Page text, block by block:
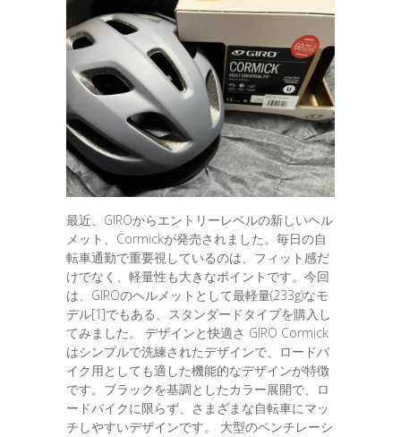
最近、GIROからエントリーレベルの新しいヘル
メット、Cormickが発売されました。毎日の自
転車通勤で重要視しているのは、フィット感だ
けでなく、軽量性も大きなポイントです。今回
は、GIROのヘルメットとして最軽量(233g)なモ
デル[1]でもある、スタンダードタイプを購入し
てみました。 デザインと快適さ GIRO Cormick
はシンプルで洗練されたデザインで、ロードバ
イク用としても適した機能的なデザインが特徴
です。ブラックを基調としたカラー展開で、ロ
ードバイクに限らず、さまざまな自転車にマッ
チしやすいデザインです。 大型のベンチレーシ